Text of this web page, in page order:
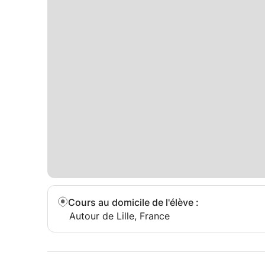
Cours au domicile de l'élève :
Autour de Lille, France